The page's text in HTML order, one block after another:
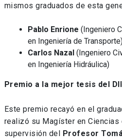
mismos graduados de esta
Pablo Enrione (Ingeniero
en Ingeniería de
Carlos Nazal (Ingeniero
en Ingeniería Hidráulica)
Premio a la mejor tesis del
Este premio recayó en el
realizó su Magíster en Ciencias
supervisión del Profesor